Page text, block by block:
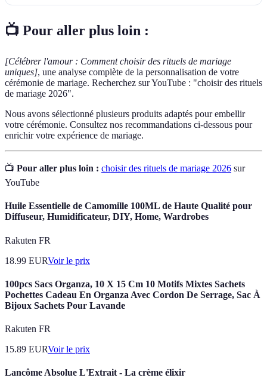
📺 Pour aller plus loin :
[Célébrer l'amour : Comment choisir des rituels de mariage
uniques], une analyse complète de la personnalisation de votre
cérémonie de mariage. Recherchez sur YouTube : "choisir des rituels
de mariage 2026".
Nous avons sélectionné plusieurs produits adaptés pour embellir
votre cérémonie. Consultez nos recommandations ci-dessous pour
enrichir votre expérience de mariage.
📺 Pour aller plus loin : choisir des rituels de mariage 2026 sur
YouTube
Huile Essentielle de Camomille 100ML de Haute Qualité pour
Diffuseur, Humidificateur, DIY, Home, Wardrobes
Rakuten FR
18.99 EURVoir le prix
100pcs Sacs Organza, 10 X 15 Cm 10 Motifs Mixtes Sachets
Pochettes Cadeau En Organza Avec Cordon De Serrage, Sac À
Bijoux Sachets Pour Lavande
Rakuten FR
15.89 EURVoir le prix
Lancôme Absolue L'Extrait - La crème élixir